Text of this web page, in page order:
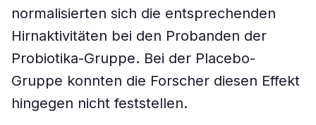
normalisierten sich die entsprechenden
Hirnaktivitäten bei den Probanden der
Probiotika-Gruppe. Bei der Placebo-
Gruppe konnten die Forscher diesen Effekt
hingegen nicht feststellen.